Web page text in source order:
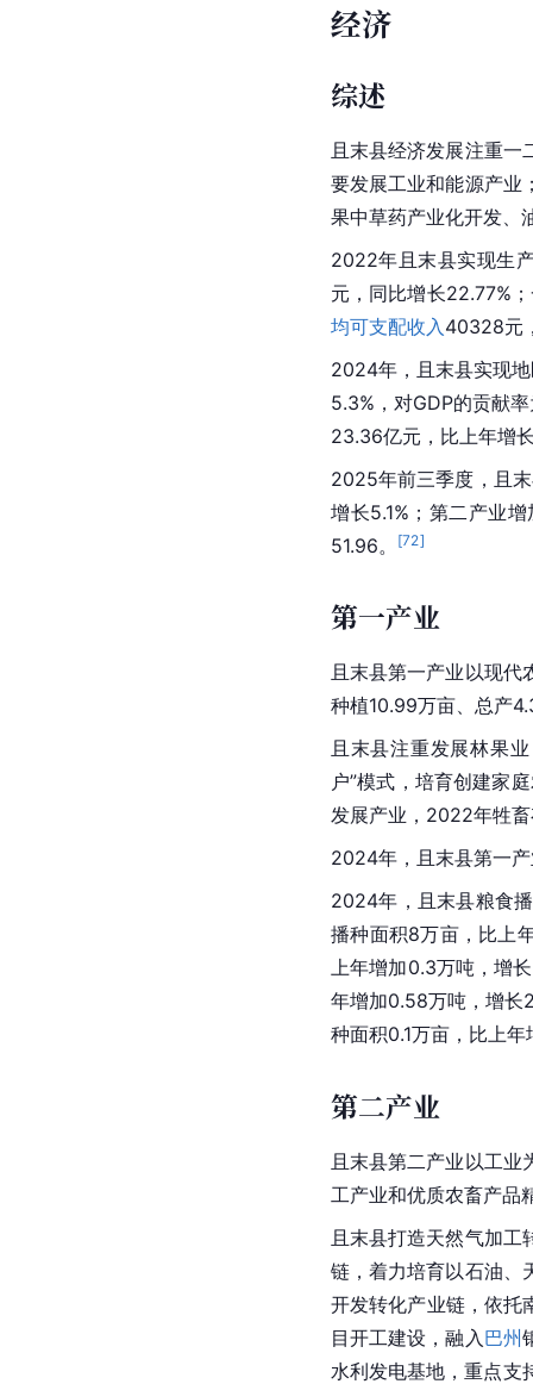
经济
综述
且末县经济发展注重一
要发展工业和能源产业
果中草药产业化开发、
2022年且末县实现生
元，同比增长22.77%
均可支配收入40328元
2024年，且末县实现
5.3%，对GDP的贡献
23.36亿元，比上年增
2025年前三季度，且
增长5.1%；第二产业
51.96。
[72]
第一产业
且末县第一产业以现代
种植10.99万亩、总产
且末县注重发展林果
户”模式，培育创建家
发展产业，2022年牲
2024年，且末县第一
2024年，且末县粮食
播种面积8万亩，比上
上年增加0.3万吨，增
年增加0.58万吨，增长
种面积0.1万亩，比上
第二产业
且末县第二产业以工业
工产业和优质农畜产品
且末县打造天然气加工
链，着力培育以石油、
开发转化产业链，依托
目开工建设，融入 巴州
水利发电基地，重点支